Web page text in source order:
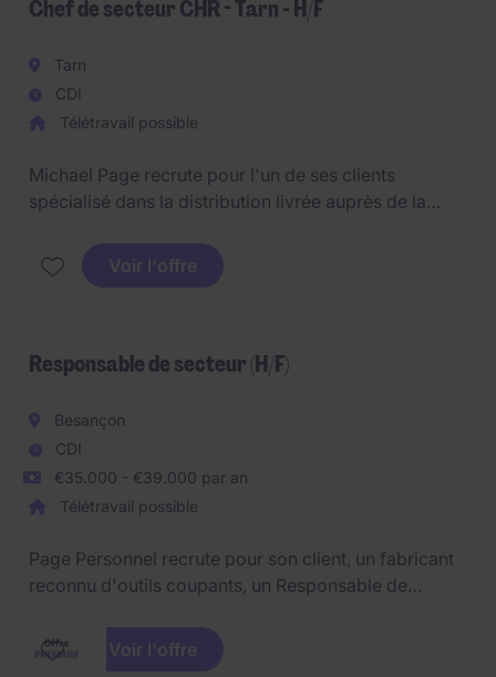
Chef de secteur CHR - Tarn - H/F
Tarn
CDI
Télétravail possible
Michael Page recrute pour l'un de ses clients
spécialisé dans la distribution livrée auprès de la
pour animer et développer un portefeuille de clients
professionnels sur le secteur du Tarn (Albi, Gaillac...).
Voir l'offre
Responsable de secteur (H/F)
Besançon
CDI
€35.000 - €39.000 par an
Télétravail possible
Page Personnel recrute pour son client, un fabricant
reconnu d'outils coupants, un Responsable de
89,58,71,39,25,21,25,90,70,52,88,68,67,54,55,57.Poste
idéalement basé à Besançon ou Dijon
Voir l'offre